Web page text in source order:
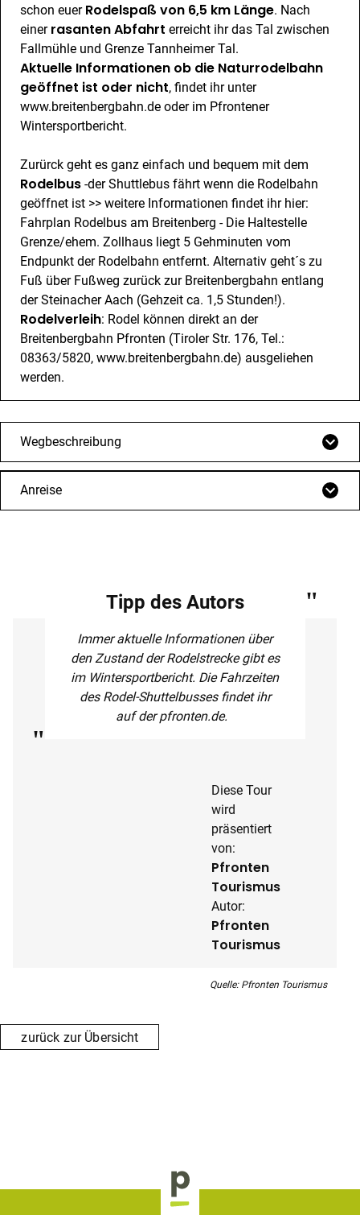
schon euer Rodelspaß von 6,5 km Länge. Nach
einer rasanten Abfahrt erreicht ihr das Tal zwischen
Fallmühle und Grenze Tannheimer Tal.
Aktuelle Informationen ob die Naturrodelbahn
geöffnet ist oder nicht, findet ihr unter
www.breitenbergbahn.de oder im Pfrontener
Wintersportbericht.
Zurürck geht es ganz einfach und bequem mit dem
Rodelbus -der Shuttlebus fährt wenn die Rodelbahn
geöffnet ist >> weitere Informationen findet ihr hier:
Fahrplan Rodelbus am Breitenberg - Die Haltestelle
Grenze/ehem. Zollhaus liegt 5 Gehminuten vom
Endpunkt der Rodelbahn entfernt. Alternativ geht´s zu
Fuß über Fußweg zurück zur Breitenbergbahn entlang
der Steinacher Aach (Gehzeit ca. 1,5 Stunden!).
Rodelverleih: Rodel können direkt an der
Breitenbergbahn Pfronten (Tiroler Str. 176, Tel.:
08363/5820, www.breitenbergbahn.de) ausgeliehen
werden.
Wegbeschreibung
Anreise
Tipp des Autors
Immer aktuelle Informationen über
den Zustand der Rodelstrecke gibt es
im Wintersportbericht. Die Fahrzeiten
des Rodel-Shuttelbusses findet ihr
auf der pfronten.de.
Diese Tour
wird
präsentiert
von:
Pfronten
Tourismus
Autor:
Pfronten
Tourismus
Quelle: Pfronten Tourismus
zurück zur Übersicht